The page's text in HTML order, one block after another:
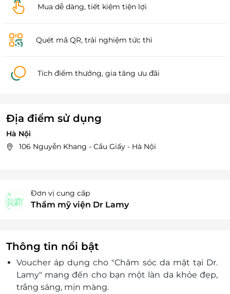
Mua dễ dàng, tiết kiệm tiện lợi
Quét mã QR, trải nghiệm tức thì
Tích điểm thưởng, gia tăng ưu đãi
Địa điểm sử dụng
Hà Nội
106 Nguyễn Khang - Cầu Giấy - Hà Nội
Đơn vị cung cấp
Thẩm mỹ viện Dr Lamy
Thông tin nổi bật
Voucher áp dụng cho "Chăm sóc da mặt tại Dr.
Lamy" mang đến cho bạn một làn da khỏe đẹp,
trắng sáng, mịn màng.